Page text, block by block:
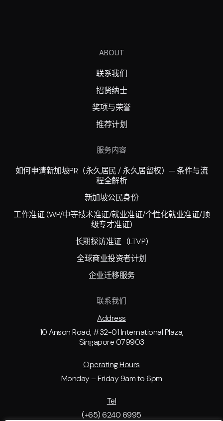
ABOUT
联系我们
招贤纳士
奖项与荣誉
推荐计划
服务内容
如何申请新加坡PR（永久居民 / 永久居留权）— 条件与流
程全解析
新加坡公民身份
工作准证 (WP/中等技术准证/就业准证/个性化就业准证/顶
级专才准证)
长期探访准证（LTVP)
全球商业投资者计划
企业迁移服务
联系我们
Address
10 Anson Road, #32-01 International Plaza,
Singapore 079903
Operating Hours
Monday – Friday 9am to 6pm
Tel
(+65) 6240 6995